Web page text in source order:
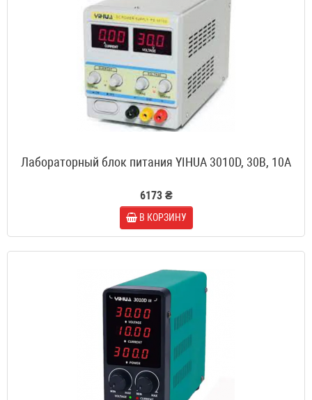
Лабораторный блок питания YIHUA 3010D, 30B, 10A
6173 ₴
В КОРЗИНУ